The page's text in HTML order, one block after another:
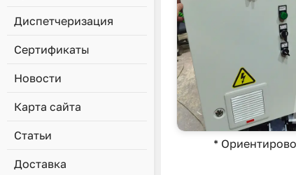
Диспетчеризация
Сертификаты
Новости
Карта сайта
Статьи
Доставка
*